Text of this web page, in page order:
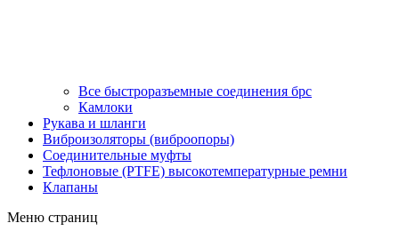
Все быстроразъемные соединения брс
Камлоки
Рукава и шланги
Виброизоляторы (виброопоры)
Соединительные муфты
Тефлоновые (PTFE) высокотемпературные ремни
Клапаны
Меню страниц